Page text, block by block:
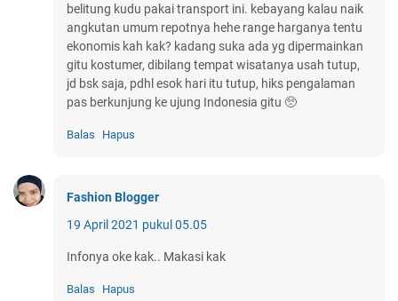
belitung kudu pakai transport ini. kebayang kalau naik
angkutan umum repotnya hehe range harganya tentu
ekonomis kah kak? kadang suka ada yg dipermainkan
gitu kostumer, dibilang tempat wisatanya usah tutup,
jd bsk saja, pdhl esok hari itu tutup, hiks pengalaman
pas berkunjung ke ujung Indonesia gitu 🥺
Balas Hapus
Fashion Blogger
19 April 2021 pukul 05.05
Infonya oke kak.. Makasi kak
Balas Hapus